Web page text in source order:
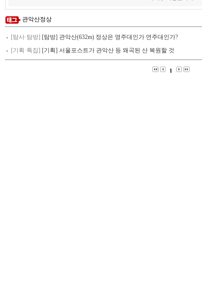
관악산정상
[탐사·탐방] [탐방] 관악산(632m) 정상은 영주대인가 연주대인가?
[기획·특집] [기획] 서울포스트가 관악산 등 왜곡된 산 복원할 것
1